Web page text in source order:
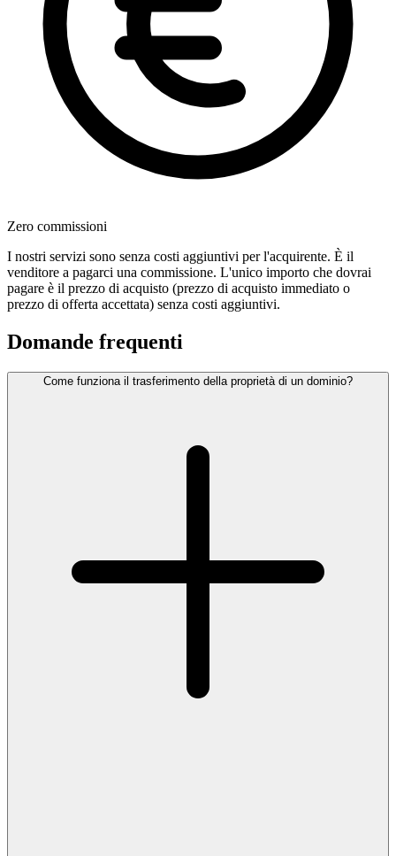
Zero commissioni
I nostri servizi sono senza costi aggiuntivi per l'acquirente. È il
venditore a pagarci una commissione. L'unico importo che dovrai
pagare è il prezzo di acquisto (prezzo di acquisto immediato o
prezzo di offerta accettata) senza costi aggiuntivi.
Domande frequenti
Come funziona il trasferimento della proprietà di un dominio?